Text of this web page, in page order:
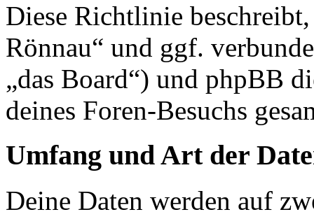
Diese Richtlinie
Rönnau“ und ggf.
„das Board“) und phpBB
deines Foren-Besuchs
Umfang und Art der
Deine Daten werden auf